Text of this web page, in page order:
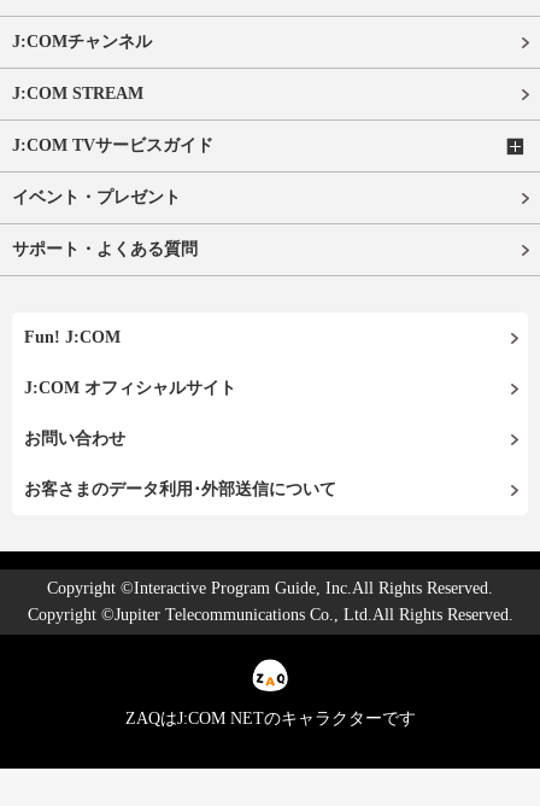
J:COMチャンネル
J:COM STREAM
J:COM TVサービスガイド
イベント・プレゼント
サポート・よくある質問
Fun! J:COM
J:COM オフィシャルサイト
お問い合わせ
お客さまのデータ利用･外部送信について
Copyright ©Interactive Program Guide, Inc.All Rights Reserved.
Copyright ©Jupiter Telecommunications Co., Ltd.All Rights Reserved.
ZAQはJ:COM NETのキャラクターです